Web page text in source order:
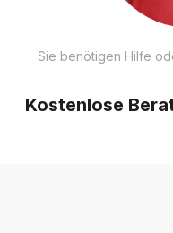
Sie benötigen Hilfe
Kostenlose